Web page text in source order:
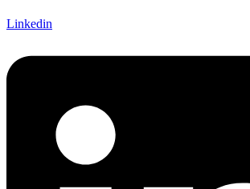
Linkedin